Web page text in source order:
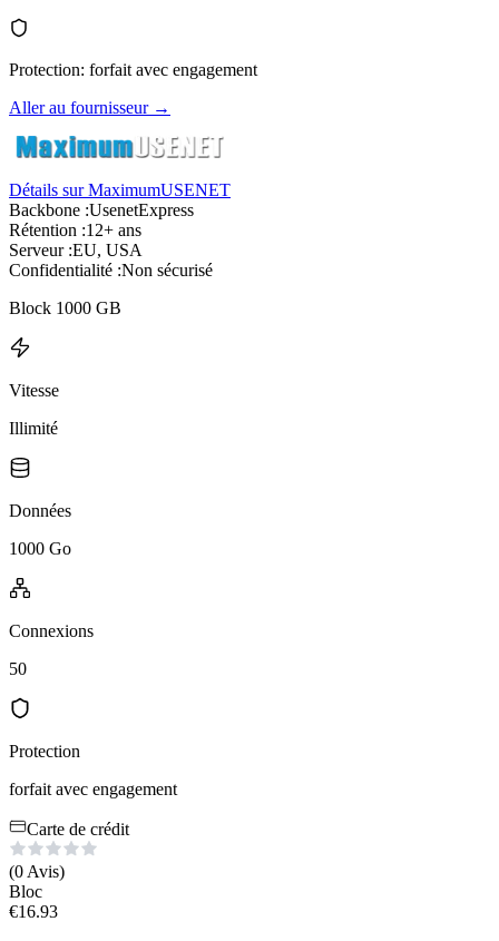
Protection: forfait avec engagement
Aller au fournisseur→
Détails sur MaximumUSENET
Backbone :UsenetExpress
Rétention :12+ ans
Serveur :EU, USA
Confidentialité :Non sécurisé
Block 1000 GB
Vitesse
Illimité
Données
1000 Go
Connexions
50
Protection
forfait avec engagement
Carte de crédit
(0 Avis)
Bloc
€16.93